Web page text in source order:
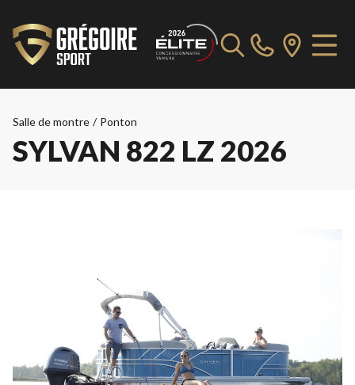
Salle de montre / Ponton
SYLVAN 822 LZ 2026